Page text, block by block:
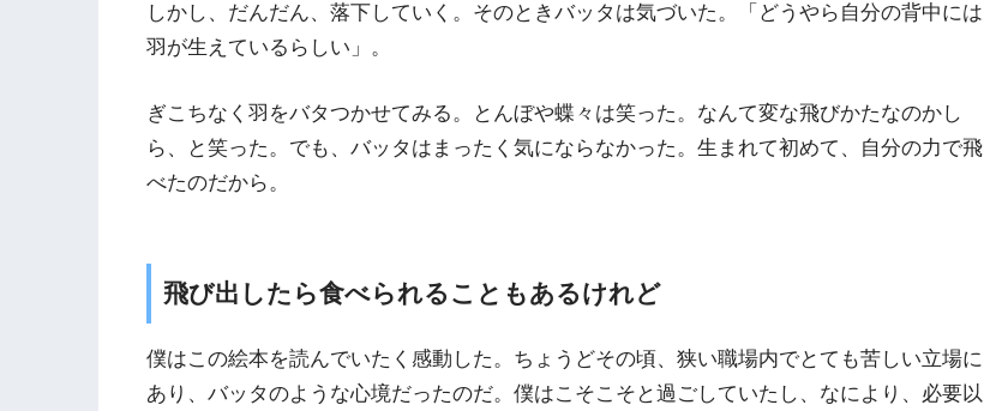
しかし、だんだん、落下していく。そのときバッタは気づいた。「どうやら自分の背中には
羽が生えているらしい」。
ぎこちなく羽をバタつかせてみる。とんぼや蝶々は笑った。なんて変な飛びかたなのかし
ら、と笑った。でも、バッタはまったく気にならなかった。生まれて初めて、自分の力で飛
べたのだから。
飛び出したら食べられることもあるけれど
僕はこの絵本を読んでいたく感動した。ちょうどその頃、狭い職場内でとても苦しい立場に
あり、バッタのような心境だったのだ。僕はこそこそと過ごしていたし、なにより、必要以